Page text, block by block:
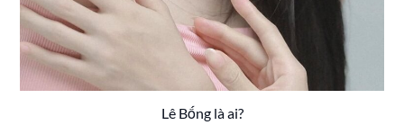
Lê Bống là ai?